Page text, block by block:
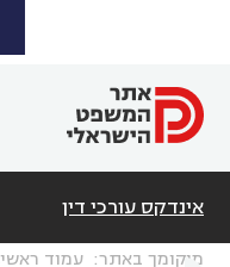
אינדקס עורכי דין
מיקומך באתר: עמוד ראשי